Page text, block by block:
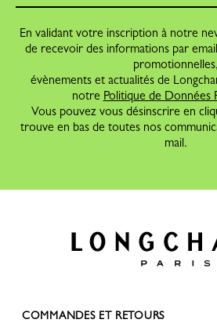
En validant votre inscription à notre
de recevoir des informations par
promotionnelles,
évènements et actualités de
notre Politique de Données
Vous pouvez vous désinscrire en
trouve en bas de toutes nos
mail.
COMMANDES ET RETOURS